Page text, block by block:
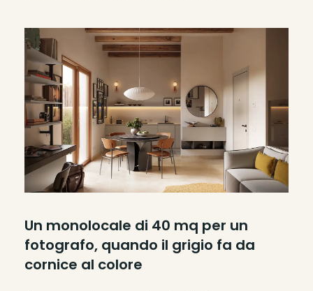
Un monolocale di 40 mq per un
fotografo, quando il grigio fa da
cornice al colore